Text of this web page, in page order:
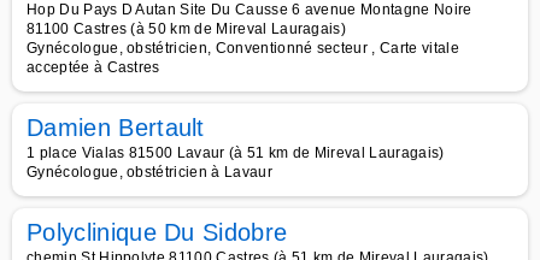
Hop Du Pays D Autan Site Du Causse 6 avenue Montagne Noire
81100 Castres (à 50 km de Mireval Lauragais)
Gynécologue, obstétricien, Conventionné secteur , Carte vitale
acceptée à Castres
Damien Bertault
1 place Vialas 81500 Lavaur (à 51 km de Mireval Lauragais)
Gynécologue, obstétricien à Lavaur
Polyclinique Du Sidobre